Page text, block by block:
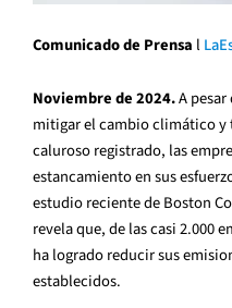
Comunicado de Prensa l
Noviembre de 2024.A
mitigar el cambio climático y
caluroso registrado, las
estancamiento en sus
estudio reciente de Boston
revela que, de las casi 2.000
ha logrado reducir sus
establecidos.